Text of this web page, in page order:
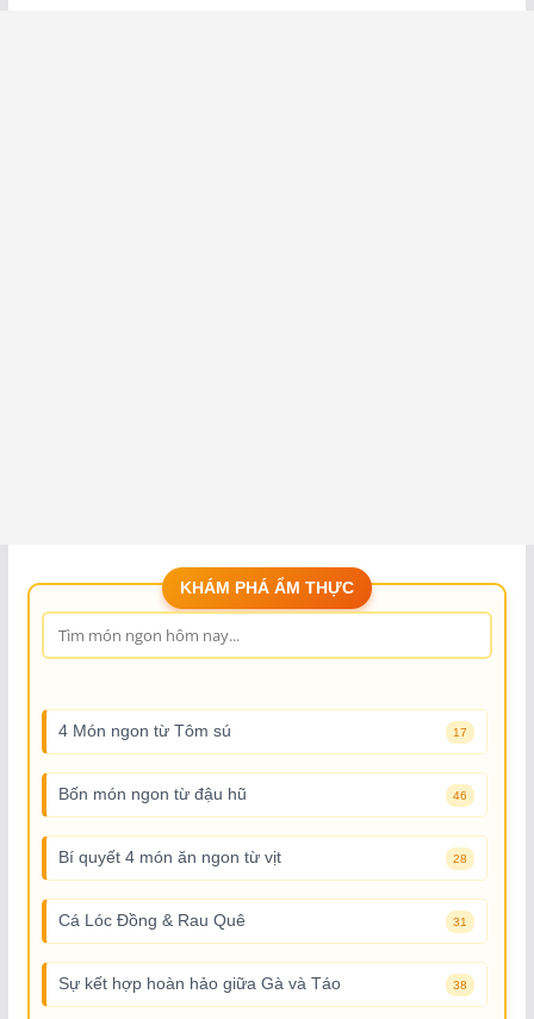
KHÁM PHÁ ẨM THỰC
4 Món ngon từ Tôm sú 17
Bốn món ngon từ đậu hũ 46
Bí quyết 4 món ăn ngon từ vịt 28
Cá Lóc Đồng & Rau Quê 31
Sự kết hợp hoàn hảo giữa Gà và Táo 38